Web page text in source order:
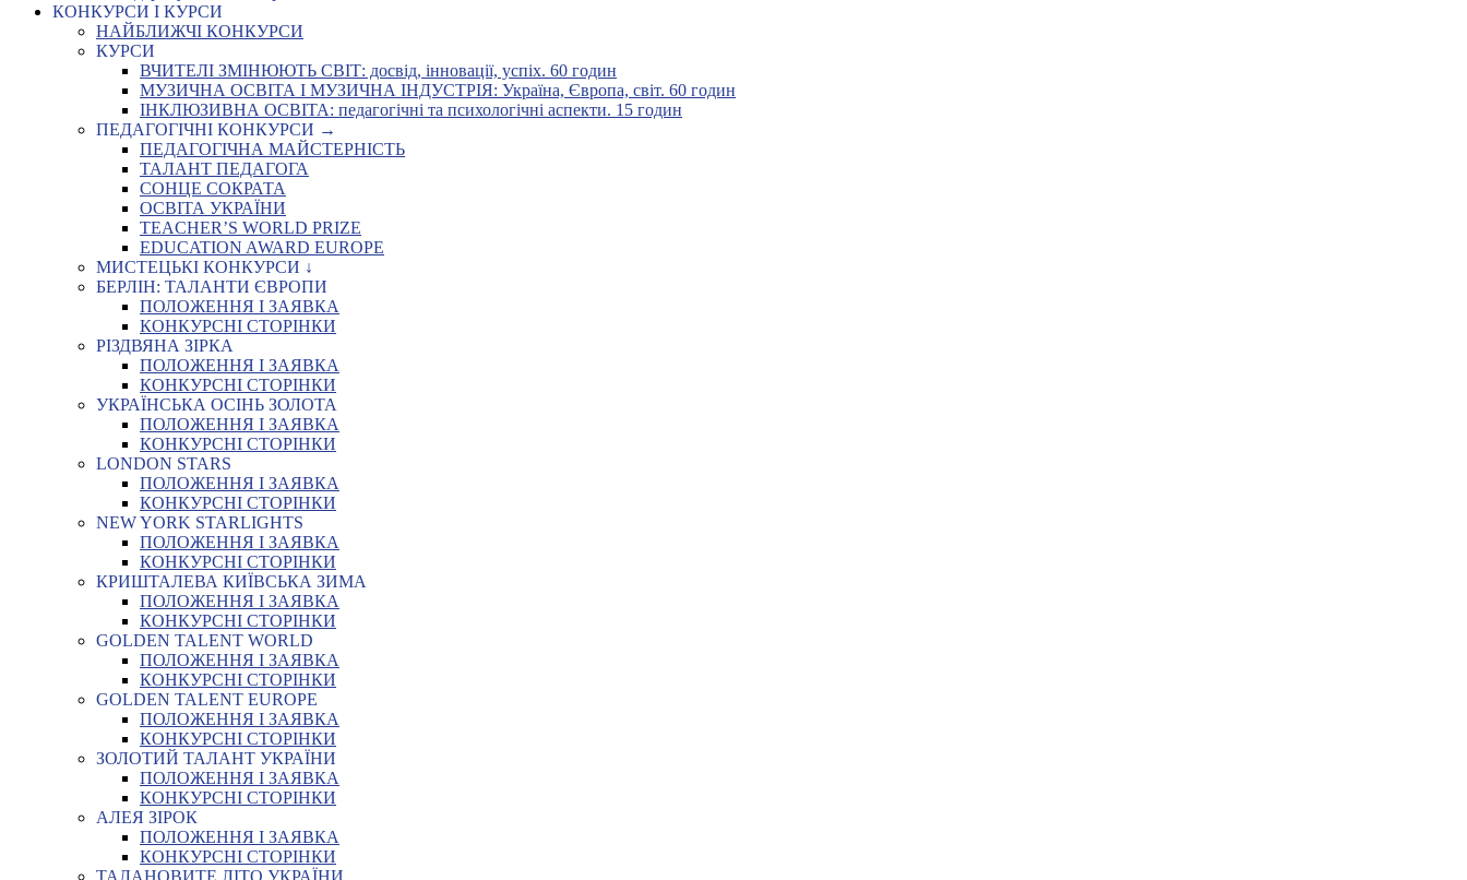
КОНКУРСИ І КУРСИ
НАЙБЛИЖЧІ КОНКУРСИ
КУРСИ
ВЧИТЕЛІ ЗМІНЮЮТЬ СВІТ: досвід, інновації, успіх. 60 годин
МУЗИЧНА ОСВІТА І МУЗИЧНА ІНДУСТРІЯ: Україна, Європа, світ. 60 годин
ІНКЛЮЗИВНА ОСВІТА: педагогічні та психологічні аспекти. 15 годин
ПЕДАГОГІЧНІ КОНКУРСИ →
ПЕДАГОГІЧНА МАЙСТЕРНІСТЬ
ТАЛАНТ ПЕДАГОГА
СОНЦЕ СОКРАТА
ОСВІТА УКРАЇНИ
TEACHER’S WORLD PRIZE
EDUCATION AWARD EUROPE
МИСТЕЦЬКІ КОНКУРСИ ↓
БЕРЛІН: ТАЛАНТИ ЄВРОПИ
ПОЛОЖЕННЯ І ЗАЯВКА
КОНКУРСНІ СТОРІНКИ
РІЗДВЯНА ЗІРКА
ПОЛОЖЕННЯ І ЗАЯВКА
КОНКУРСНІ СТОРІНКИ
УКРАЇНСЬКА ОСІНЬ ЗОЛОТА
ПОЛОЖЕННЯ І ЗАЯВКА
КОНКУРСНІ СТОРІНКИ
LONDON STARS
ПОЛОЖЕННЯ І ЗАЯВКА
КОНКУРСНІ СТОРІНКИ
NEW YORK STARLIGHTS
ПОЛОЖЕННЯ І ЗАЯВКА
КОНКУРСНІ СТОРІНКИ
КРИШТАЛЕВА КИЇВСЬКА ЗИМА
ПОЛОЖЕННЯ І ЗАЯВКА
КОНКУРСНІ СТОРІНКИ
GOLDEN TALENT WORLD
ПОЛОЖЕННЯ І ЗАЯВКА
КОНКУРСНІ СТОРІНКИ
GOLDEN TALENT EUROPE
ПОЛОЖЕННЯ І ЗАЯВКА
КОНКУРСНІ СТОРІНКИ
ЗОЛОТИЙ ТАЛАНТ УКРАЇНИ
ПОЛОЖЕННЯ І ЗАЯВКА
КОНКУРСНІ СТОРІНКИ
АЛЕЯ ЗІРОК
ПОЛОЖЕННЯ І ЗАЯВКА
КОНКУРСНІ СТОРІНКИ
ТАЛАНОВИТЕ ЛІТО УКРАЇНИ